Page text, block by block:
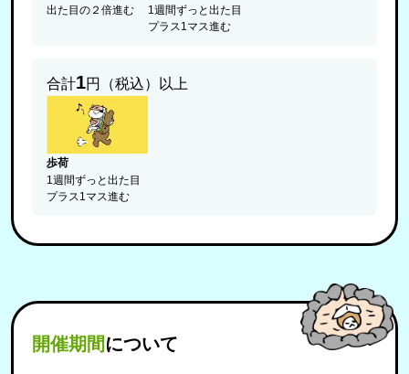
出た目の２倍進む
1週間ずっと出た目
プラス1マス進む
合計1円（税込）以上
歩荷
1週間ずっと出た目
プラス1マス進む
開催期間 について